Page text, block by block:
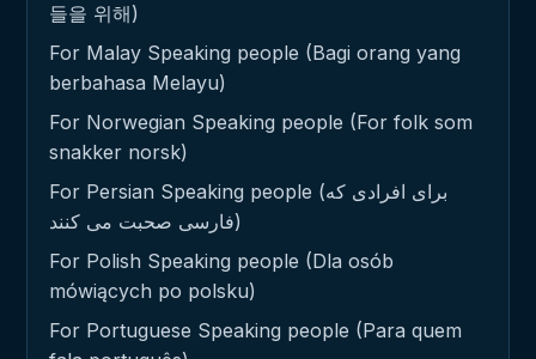
들을 위해)
For Malay Speaking people (Bagi orang yang
berbahasa Melayu)
For Norwegian Speaking people (For folk som
snakker norsk)
For Persian Speaking people (برای افرادی که
فارسی صحبت می کنند)
For Polish Speaking people (Dla osób
mówiących po polsku)
For Portuguese Speaking people (Para quem